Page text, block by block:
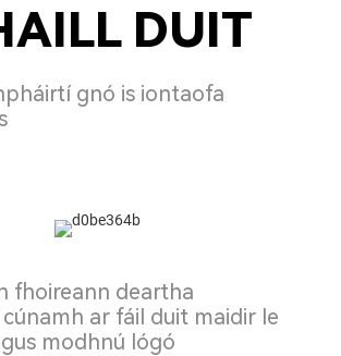
DUIT
gnó is iontaofa
fhoireann deartha
ar fáil duit maidir le
modhnú lógó